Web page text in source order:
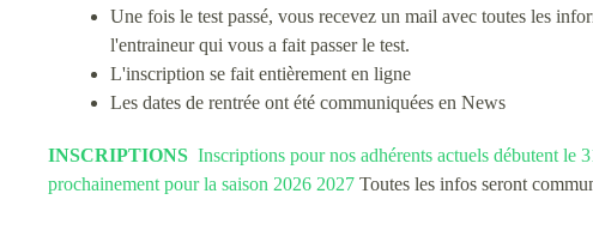
Une fois le test passé, vous recevez un mail avec toutes les
l'entraineur qui vous a fait passer le test.
L'inscription se fait entièrement en ligne
Les dates de rentrée ont été communiquées en News
INSCRIPTIONS Inscriptions pour nos adhérents actuels débutent le
prochainement pour la saison 2026 2027 Toutes les infos seront